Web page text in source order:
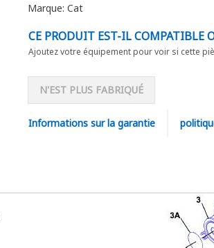
Marque: Cat
CE PRODUIT EST-IL COMPATIBLE
Ajoutez votre équipement pour voir si cette
N'EST PLUS FABRIQUÉ
Informations sur la garantie